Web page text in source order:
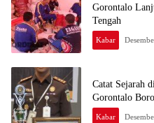
Gorontalo
Tengah
Kabar
Catat Sejarah
Gorontalo
Kabar